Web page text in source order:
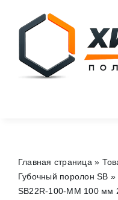
content
Главная страница »
Губочный поролон SB »
SB22R-100-MM 100 мм